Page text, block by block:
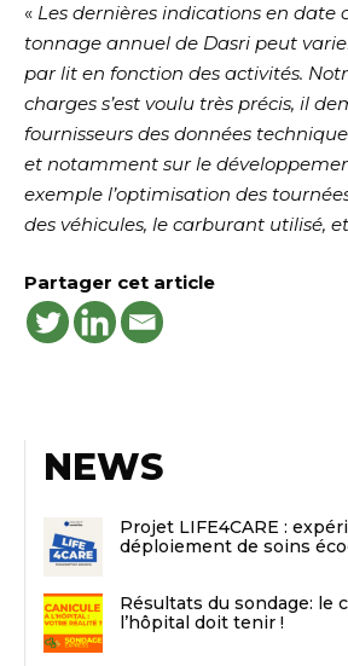
« Les dernières indications en date
tonnage annuel de Dasri peut
par lit en fonction des activités.
charges s’est voulu très précis, il
fournisseurs des données
et notamment sur le
exemple l’optimisation des
des véhicules, le carburant utilisé,
Partager cet article
NEWS
Projet LIFE4CARE :
déploiement de soins
Résultats du sondage: le
l’hôpital doit tenir !